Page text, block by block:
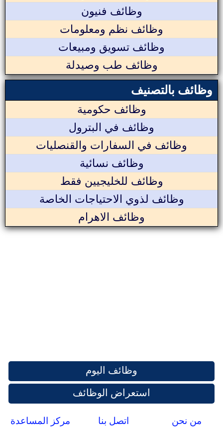
وظائف فنيون
وظائف نظم ومعلومات
وظائف تسويق ومبيعات
وظائف طب وصيدلة
وظائف بالتصنيف
وظائف حكومية
وظائف في البترول
وظائف في السفارات والقنصليات
وظائف نسائية
وظائف للخليجيين فقط
وظائف لذوي الاحتياجات الخاصة
وظائف الاهرام
وظائف اليوم
استعراض الوظائف
من نحن اتصل بنا مركز المساعدة